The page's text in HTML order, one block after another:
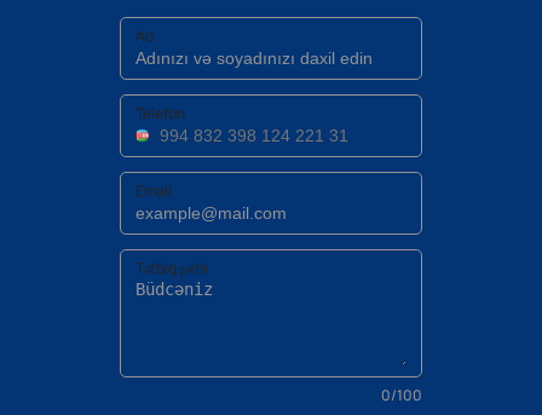
Ad
Telefon
Email
Tətbiq şərhi
0/100